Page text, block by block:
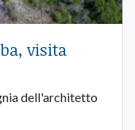
visita
dell'architetto